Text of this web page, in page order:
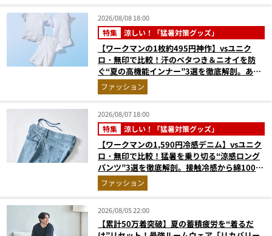
2026/08/08 18:00
特集 涼しい！「猛暑対策グッズ」
【ワークマンの1枚約495円神作】vsユニク
ロ・無印で比較！汗のベタつき＆ニオイを防
ぐ“夏の高機能インナー”3選を徹底解剖。あな
たに最適な1着は？
ファッション
2026/08/07 18:00
特集 涼しい！「猛暑対策グッズ」
【ワークマンの1,590円冷感デニム】vsユニク
ロ・無印で比較！猛暑を乗り切る“涼感ロング
パンツ”3選を徹底解剖。接触冷感から綿100%
まで決定版
ファッション
2026/08/05 22:00
【累計50万着突破】夏の蓄積疲労を“着るだ